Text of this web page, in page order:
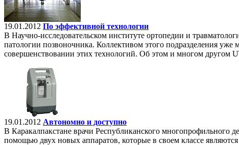
19.01.2012 По эффективной технологии
В Научно-исследовательском институте ортопедии и
патологии позвоночника. Коллективом этого подразделения уже
совершенствовании этих технологий. Об этом и многом другом
19.01.2012 Автономно и доступно
В Каракалпакстане врачи Республиканского многопрофильного
помощью двух новых аппаратов, которые в своем классе